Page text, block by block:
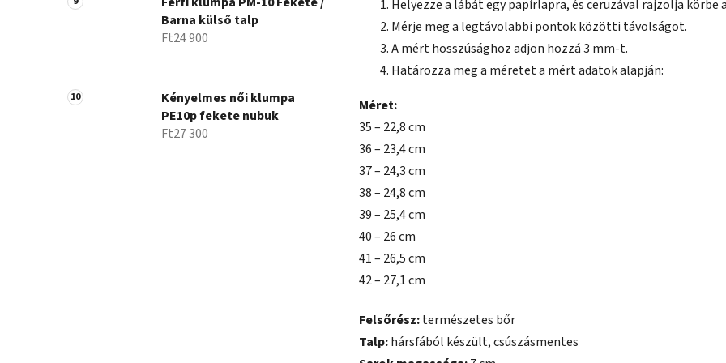
Barna külső talp
Ft24 900
Kényelmes női klumpa
PE10p fekete nubuk
Ft27 300
Helyezze a lábát egy papírlapra, és ceruzával rajzolja körbe
Mérje meg a legtávolabbi pontok közötti távolságot.
A mért hosszúsághoz adjon hozzá 3 mm-t.
Határozza meg a méretet a mért adatok alapján:
Méret:
35 – 22,8 cm
36 – 23,4 cm
37 – 24,3 cm
38 – 24,8 cm
39 – 25,4 cm
40 – 26 cm
41 – 26,5 cm
42 – 27,1 cm
Felsőrész:természetes bőr
Talp:hársfából készült, csúszásmentes